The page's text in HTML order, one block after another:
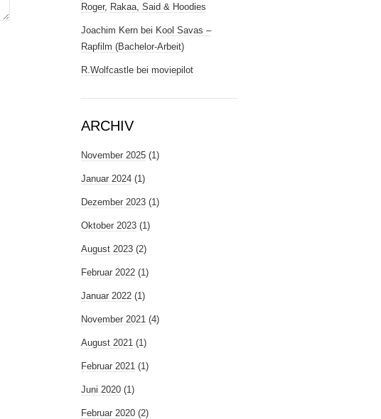
Roger, Rakaa, Said & Hoodies
Joachim Kern bei Kool Savas –
Rapfilm (Bachelor-Arbeit)
R.Wolfcastle bei moviepilot
ARCHIV
November 2025 (1)
Januar 2024 (1)
Dezember 2023 (1)
Oktober 2023 (1)
August 2023 (2)
Februar 2022 (1)
Januar 2022 (1)
November 2021 (4)
August 2021 (1)
Februar 2021 (1)
Juni 2020 (1)
Februar 2020 (2)